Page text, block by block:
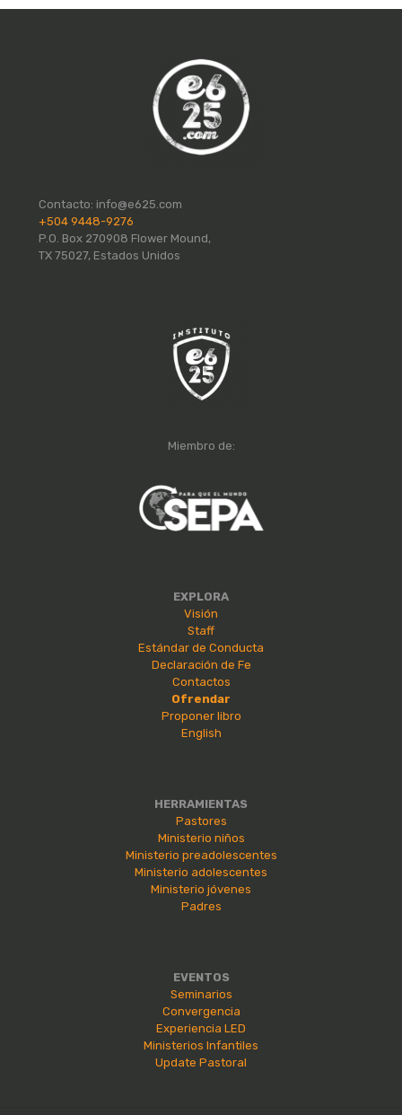
Contacto: info@e625.com
+504 9448-9276
P.O. Box 270908 Flower Mound,
TX 75027, Estados Unidos
Miembro de:
EXPLORA
Visión
Staff
Estándar de Conducta
Declaración de Fe
Contactos
Ofrendar
Proponer libro
English
HERRAMIENTAS
Pastores
Ministerio niños
Ministerio preadolescentes
Ministerio adolescentes
Ministerio jóvenes
Padres
EVENTOS
Seminarios
Convergencia
Experiencia LED
Ministerios Infantiles
Update Pastoral